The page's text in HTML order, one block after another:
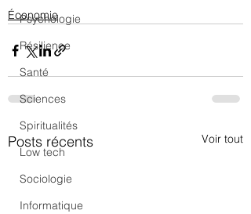
Psychologie
Résilience
Santé
Sciences
Spiritualités
Low tech
Sociologie
Informatique
Économie
Posts récents Voir tout